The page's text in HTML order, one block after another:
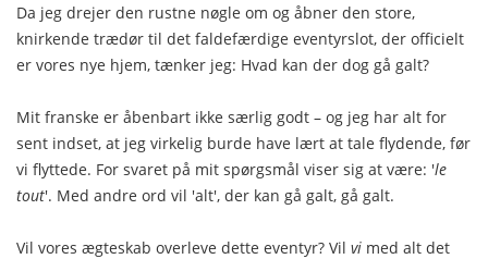
Da jeg drejer den rustne nøgle om og åbner den store,
knirkende trædør til det faldefærdige eventyrslot, der officielt
er vores nye hjem, tænker jeg: Hvad kan der dog gå galt?
Mit franske er åbenbart ikke særlig godt – og jeg har alt for
sent indset, at jeg virkelig burde have lært at tale flydende, før
vi flyttede. For svaret på mit spørgsmål viser sig at være: 'le
tout'. Med andre ord vil 'alt', der kan gå galt, gå galt.
Vil vores ægteskab overleve dette eventyr? Vil vi med alt det